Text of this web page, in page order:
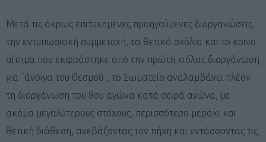
Μετά τις άκρως επιτυχημένες προηγούμενες διοργανώσεις,
την εντυπωσιακή συμμετοχή, τα θετικά σχόλια και το κοινό
αίτημα που εκφράστηκε από την πρώτη κιόλας διοργάνωση
για ¨άνοιγα του θεσμού¨, το Σωματείο αναλαμβάνει πλέον
τη διοργάνωση του 8ου αγώνα κατά σειρά αγώνα, με
ακόμα μεγαλύτερους στόχους, περισσότερο μεράκι και
θετική διάθεση, ανεβάζοντας τον πήχη και εντάσσοντας τις